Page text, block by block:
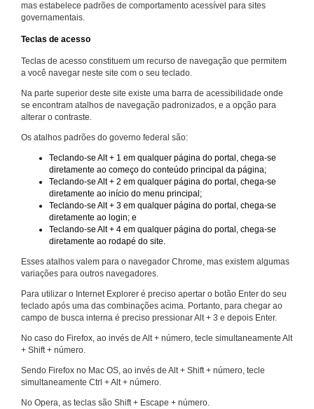
mas estabelece padrões de comportamento acessível para sites
governamentais.
Teclas de acesso
Teclas de acesso constituem um recurso de navegação que permitem
a você navegar neste site com o seu teclado.
Na parte superior deste site existe uma barra de acessibilidade onde
se encontram atalhos de navegação padronizados, e a opção para
alterar o contraste.
Os atalhos padrões do governo federal são:
Teclando-se Alt + 1 em qualquer página do portal, chega-se
diretamente ao começo do conteúdo principal da página;
Teclando-se Alt + 2 em qualquer página do portal, chega-se
diretamente ao início do menu principal;
Teclando-se Alt + 3 em qualquer página do portal, chega-se
diretamente ao login; e
Teclando-se Alt + 4 em qualquer página do portal, chega-se
diretamente ao rodapé do site.
Esses atalhos valem para o navegador Chrome, mas existem algumas
variações para outros navegadores.
Para utilizar o Internet Explorer é preciso apertar o botão Enter do seu
teclado após uma das combinações acima. Portanto, para chegar ao
campo de busca interna é preciso pressionar Alt + 3 e depois Enter.
No caso do Firefox, ao invés de Alt + número, tecle simultaneamente Alt
+ Shift + número.
Sendo Firefox no Mac OS, ao invés de Alt + Shift + número, tecle
simultaneamente Ctrl + Alt + número.
No Opera, as teclas são Shift + Escape + número.